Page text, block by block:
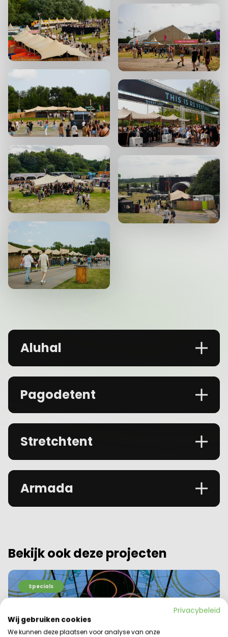
Aluhal
Pagodetent
Stretchtent
Armada
Bekijk ook deze projecten
Specials
Privacybeleid
Wij gebruiken cookies
We kunnen deze plaatsen voor analyse van onze